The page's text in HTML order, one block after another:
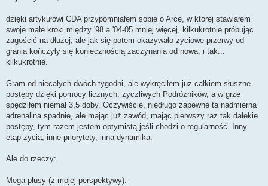
dzięki artykułowi CDA przypomniałem sobie o Arce, w której stawiałem
swoje małe kroki między '98 a '04-05 mniej więcej, kilkukrotnie próbując
zagościć na dłużej, ale jak się potem okazywało życiowe przerwy od
grania kończyły się koniecznością zaczynania od nowa, i tak...
kilkukrotnie.
Gram od niecałych dwóch tygodni, ale wykręciłem już całkiem słuszne
postępy dzięki pomocy licznych, życzliwych Podróżników, a w grze
spędziłem niemal 3,5 doby. Oczywiście, niedługo zapewne ta nadmierna
adrenalina spadnie, ale mając już zawód, mając pierwszy raz tak dalekie
postępy, tym razem jestem optymistą jeśli chodzi o regularność. Inny
etap życia, inne priorytety, inna dynamika.
Ale do rzeczy:
Mega plusy (z mojej perspektywy):